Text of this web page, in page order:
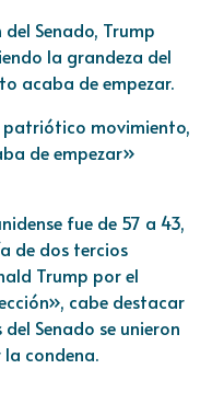
Senado, Trump
la grandeza del
acaba de empezar.
movimiento,
de empezar»
fue de 57 a 43,
de dos tercios
Trump por el
cabe destacar
Senado se unieron
condena.